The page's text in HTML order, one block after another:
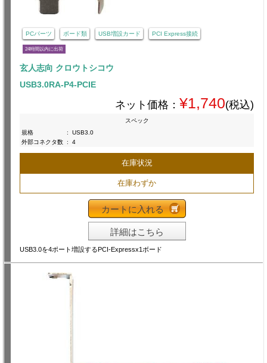
PCパーツ ボード類 USB増設カード PCI Express接続
24時間以内に出荷
玄人志向 クロウトシコウ
USB3.0RA-P4-PCIE
ネット価格： ¥1,740(税込)
スペック
規格
:
USB3.0
外部コネクタ数 : 4
在庫状況
在庫わずか
カートに入れる
詳細はこちら
USB3.0を4ポート増設するPCI-Expressx1ボード